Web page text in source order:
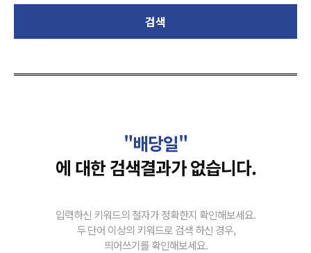
검색
"배당일"
에 대한 검색결과가 없습니다.
입력하신 키워드의 철자가 정확한지 확인해보세요.
두 단어 이상의 키워드로 검색 하신 경우,
띄어쓰기를 확인해보세요.